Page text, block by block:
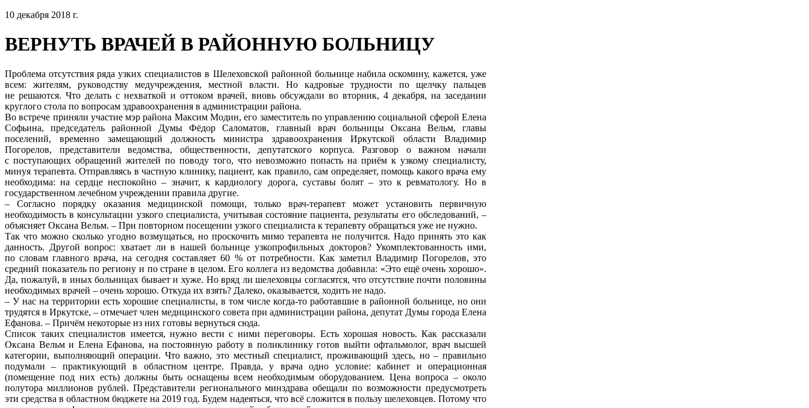
10 декабря 2018 г.
ВЕРНУТЬ ВРАЧЕЙ В РАЙОННУЮ БОЛЬНИЦУ
Проблема отсутствия ряда узких специалистов в Шелеховской районной больнице набила оскомину, кажется, уже
всем: жителям, руководству медучреждения, местной власти. Но кадровые трудности по щелчку пальцев
не решаются. Что делать с нехваткой и оттоком врачей, вновь обсуждали во вторник, 4 декабря, на заседании
круглого стола по вопросам здравоохранения в администрации района.
Во встрече приняли участие мэр района Максим Модин, его заместитель по управлению социальной сферой Елена
Софьина, председатель районной Думы Фёдор Саломатов, главный врач больницы Оксана Вельм, главы
поселений, временно замещающий должность министра здравоохранения Иркутской области Владимир
Погорелов, представители ведомства, общественности, депутатского корпуса. Разговор о важном начали
с поступающих обращений жителей по поводу того, что невозможно попасть на приём к узкому специалисту,
минуя терапевта. Отправляясь в частную клинику, пациент, как правило, сам определяет, помощь какого врача ему
необходима: на сердце неспокойно – значит, к кардиологу дорога, суставы болят – это к ревматологу. Но в
государственном лечебном учреждении правила другие.
– Согласно порядку оказания медицинской помощи, только врач-терапевт может установить первичную
необходимость в консультации узкого специалиста, учитывая состояние пациента, результаты его обследований, –
объясняет Оксана Вельм. – При повторном посещении узкого специалиста к терапевту обращаться уже не нужно.
Так что можно сколько угодно возмущаться, но проскочить мимо терапевта не получится. Надо принять это как
данность. Другой вопрос: хватает ли в нашей больнице узкопрофильных докторов? Укомплектованность ими,
по словам главного врача, на сегодня составляет 60 % от потребности. Как заметил Владимир Погорелов, это
средний показатель по региону и по стране в целом. Его коллега из ведомства добавила: «Это ещё очень хорошо».
Да, пожалуй, в иных больницах бывает и хуже. Но вряд ли шелеховцы согласятся, что отсутствие почти половины
необходимых врачей – очень хорошо. Откуда их взять? Далеко, оказывается, ходить не надо.
– У нас на территории есть хорошие специалисты, в том числе когда-то работавшие в районной больнице, но они
трудятся в Иркутске, – отмечает член медицинского совета при администрации района, депутат Думы города Елена
Ефанова. – Причём некоторые из них готовы вернуться сюда.
Список таких специалистов имеется, нужно вести с ними переговоры. Есть хорошая новость. Как рассказали
Оксана Вельм и Елена Ефанова, на постоянную работу в поликлинику готов выйти офтальмолог, врач высшей
категории, выполняющий операции. Что важно, это местный специалист, проживающий здесь, но – правильно
подумали – практикующий в областном центре. Правда, у врача одно условие: кабинет и операционная
(помещение под них есть) должны быть оснащены всем необходимым оборудованием. Цена вопроса – около
полутора миллионов рублей. Представители регионального минздрава обещали по возможности предусмотреть
эти средства в областном бюджете на 2019 год. Будем надеяться, что всё сложится в пользу шелеховцев. Потому что